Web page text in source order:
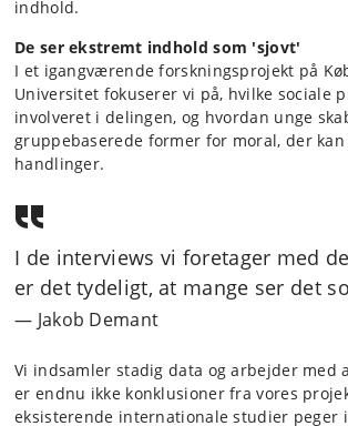
indhold.
De ser ekstremt indhold som 'sjovt'
I et igangværende forskningsprojekt på
Universitet fokuserer vi på, hvilke sociale
involveret i delingen, og hvordan unge
gruppebaserede former for moral, der
handlinger.
I de interviews vi foretager med
er det tydeligt, at mange ser det
Jakob Demant
Vi indsamler stadig data og arbejder med
er endnu ikke konklusioner fra vores
eksisterende internationale studier peger